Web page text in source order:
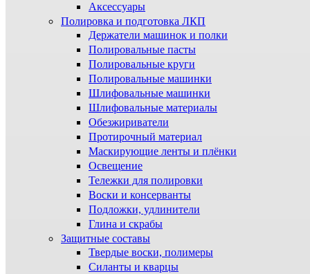
Аксессуары
Полировка и подготовка ЛКП
Держатели машинок и полки
Полировальные пасты
Полировальные круги
Полировальные машинки
Шлифовальные машинки
Шлифовальные материалы
Обезжириватели
Протирочный материал
Маскирующие ленты и плёнки
Освещение
Тележки для полировки
Воски и консерванты
Подложки, удлинители
Глина и скрабы
Защитные составы
Твердые воски, полимеры
Силанты и кварцы